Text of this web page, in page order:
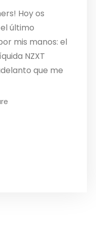
Hoy os
último
mis manos: el
NZXT
que me
y creo
¿Qué